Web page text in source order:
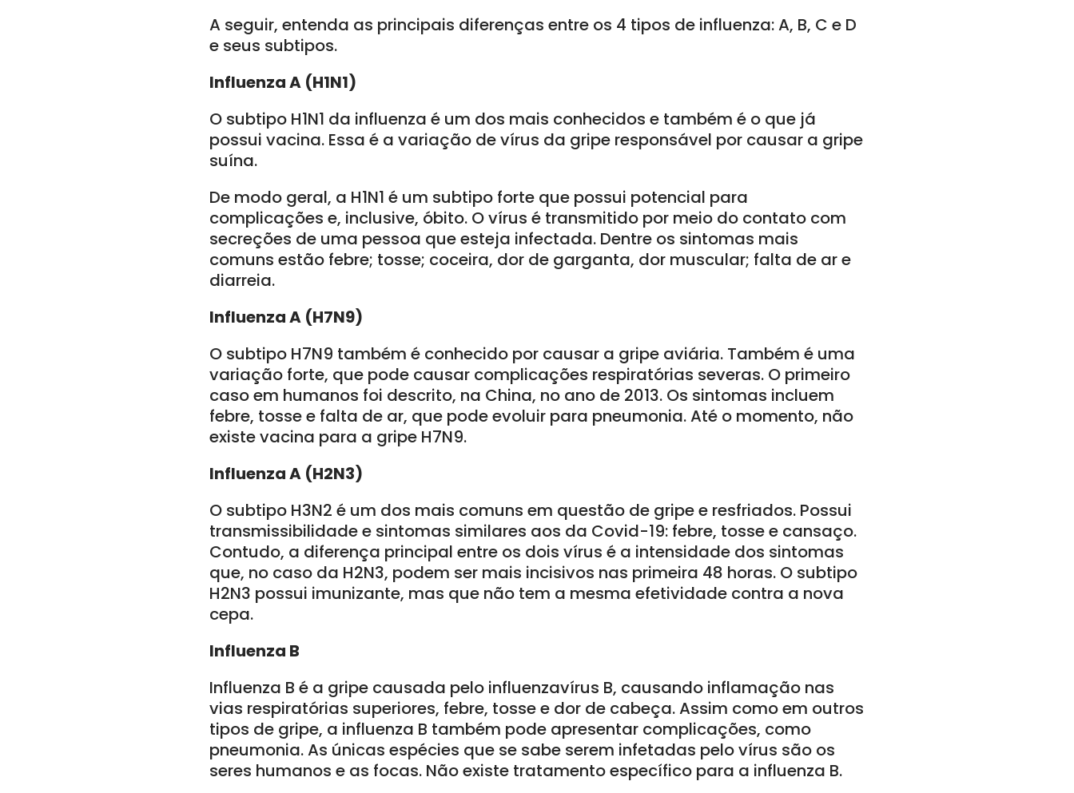
A seguir, entenda as principais diferenças entre os 4 tipos de influenza: A, B, C e D
e seus subtipos.
Influenza A (H1N1)
O subtipo H1N1 da influenza é um dos mais conhecidos e também é o que já
possui vacina. Essa é a variação de vírus da gripe responsável por causar a gripe
suína.
De modo geral, a H1N1 é um subtipo forte que possui potencial para
complicações e, inclusive, óbito. O vírus é transmitido por meio do contato com
secreções de uma pessoa que esteja infectada. Dentre os sintomas mais
comuns estão febre; tosse; coceira, dor de garganta, dor muscular; falta de ar e
diarreia.
Influenza A (H7N9)
O subtipo H7N9 também é conhecido por causar a gripe aviária. Também é uma
variação forte, que pode causar complicações respiratórias severas. O primeiro
caso em humanos foi descrito, na China, no ano de 2013. Os sintomas incluem
febre, tosse e falta de ar, que pode evoluir para pneumonia. Até o momento, não
existe vacina para a gripe H7N9.
Influenza A (H2N3)
O subtipo H3N2 é um dos mais comuns em questão de gripe e resfriados. Possui
transmissibilidade e sintomas similares aos da Covid-19: febre, tosse e cansaço.
Contudo, a diferença principal entre os dois vírus é a intensidade dos sintomas
que, no caso da H2N3, podem ser mais incisivos nas primeira 48 horas. O subtipo
H2N3 possui imunizante, mas que não tem a mesma efetividade contra a nova
cepa.
Influenza B
Influenza B é a gripe causada pelo influenzavírus B, causando inflamação nas
vias respiratórias superiores, febre, tosse e dor de cabeça. Assim como em outros
tipos de gripe, a influenza B também pode apresentar complicações, como
pneumonia. As únicas espécies que se sabe serem infetadas pelo vírus são os
seres humanos e as focas. Não existe tratamento específico para a influenza B.